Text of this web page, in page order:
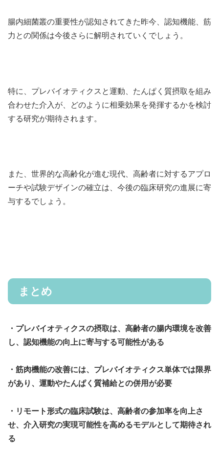
腸内細菌叢の重要性が認知されてきた昨今、認知機能、筋
力との関係は今後さらに解明されていくでしょう。
特に、プレバイオティクスと運動、たんぱく質摂取を組み
合わせた介入が、どのように相乗効果を発揮するかを検討
する研究が期待されます。
また、世界的な高齢化が進む現代、高齢者に対するアプロ
ーチや試験デザインの確立は、今後の臨床研究の進展に寄
与するでしょう。
まとめ
・プレバイオティクスの摂取は、高齢者の腸内環境を改善
し、認知機能の向上に寄与する可能性がある
・筋肉機能の改善には、プレバイオティクス単体では限界
があり、運動やたんぱく質補給との併用が必要
・リモート形式の臨床試験は、高齢者の参加率を向上さ
せ、介入研究の実現可能性を高めるモデルとして期待され
る